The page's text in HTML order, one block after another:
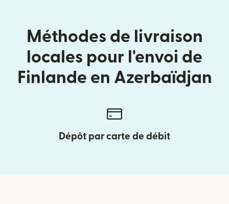
Méthodes de livraison
locales pour l'envoi de
Finlande en Azerbaïdjan
Dépôt par carte de débit